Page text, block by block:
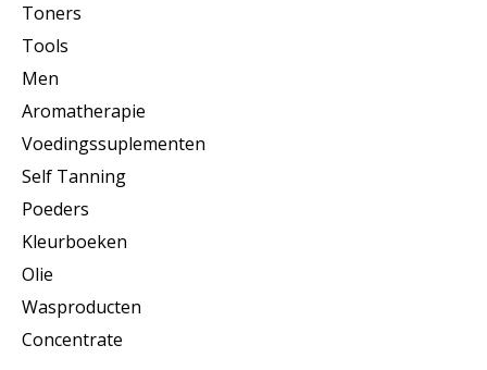
Toners
Tools
Men
Aromatherapie
Voedingssuplementen
Self Tanning
Poeders
Kleurboeken
Olie
Wasproducten
Concentrate